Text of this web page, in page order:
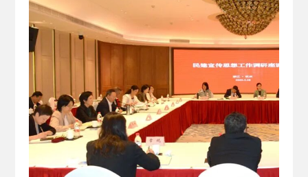
· 民主党派整体智… 2025-06-05
· 民建省委会民主… 2025-04-10
· 中国民主建国会… 2025-02-24
· 中国民主建国会… 2024-08-28